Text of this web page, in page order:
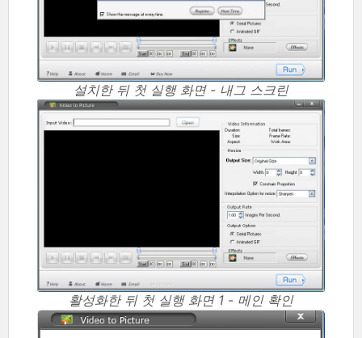
설치한 뒤 첫 실행 화면 - 내그 스크린
활성화한 뒤 첫 실행 화면 1 - 메인 확인